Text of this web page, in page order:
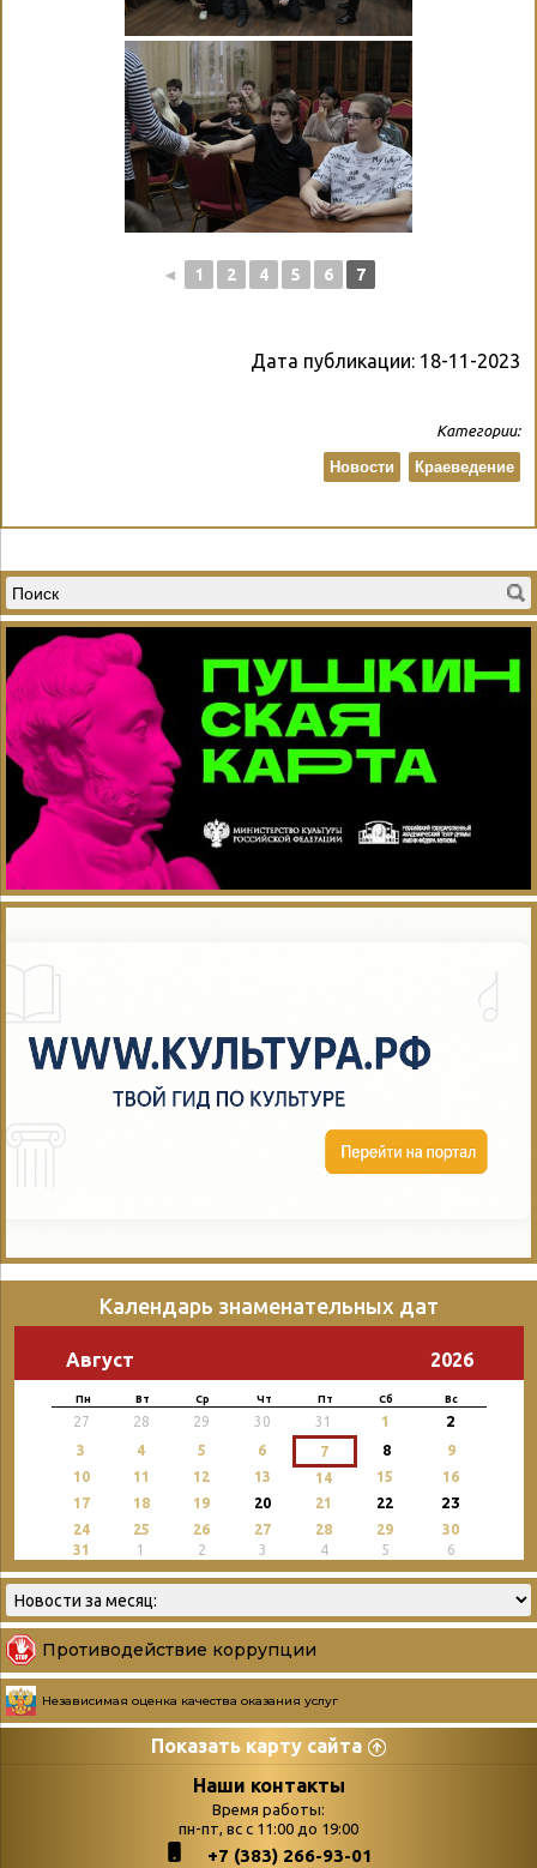
◄ 1 2 4 5 6 7
Дата публикации: 18-11-2023
Категории:
Краеведение
Новости
Календарь знаменательных дат
Август 2026
Пн Вт Ср Чт Пт Сб Вс
27 28 29 30 31 1 2
3 4 5 6 7 8
9
10
11 12 13 14 15
16
17
18 19 20 21 22 23
24 25 26 27 28 29
30
31
1 2 3 4 5 6
Противодействие коррупции
Независимая оценка качества оказания услуг
Показать карту сайта
СтраницыНаши контакты
Время работы:
пн-пт, вс с 11:00 до 19:00
+7 (383) 266-93-01